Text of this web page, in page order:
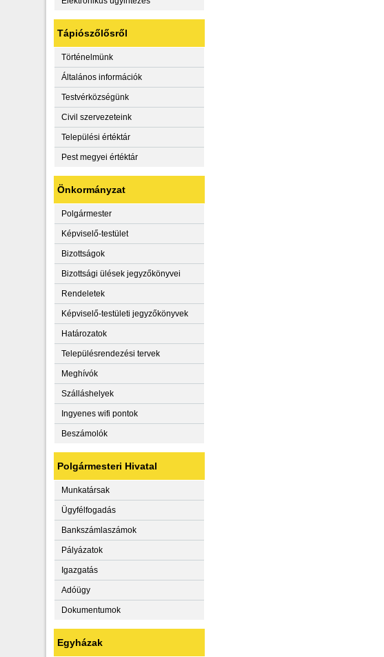
Tápiószőlősről
Történelmünk
Általános információk
Testvérközségünk
Civil szervezeteink
Települési értéktár
Pest megyei értéktár
Önkormányzat
Polgármester
Képviselő-testület
Bizottságok
Bizottsági ülések jegyzőkönyvei
Rendeletek
Képviselő-testületi jegyzőkönyvek
Határozatok
Településrendezési tervek
Meghívók
Szálláshelyek
Ingyenes wifi pontok
Beszámolók
Polgármesteri Hivatal
Munkatársak
Ügyfélfogadás
Bankszámlaszámok
Pályázatok
Igazgatás
Adóügy
Dokumentumok
Egyházak